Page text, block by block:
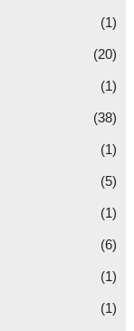
(1)
(20)
(1)
(38)
(1)
(5)
(1)
(6)
(1)
(1)